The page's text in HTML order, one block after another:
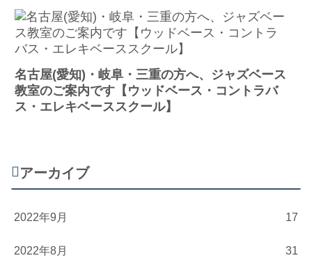
名古屋(愛知)・岐阜・三重の方へ、ジャズベース
教室のご案内です【ウッドベース・コントラバ
ス・エレキベーススクール】
アーカイブ
2022年9月 17
2022年8月 31